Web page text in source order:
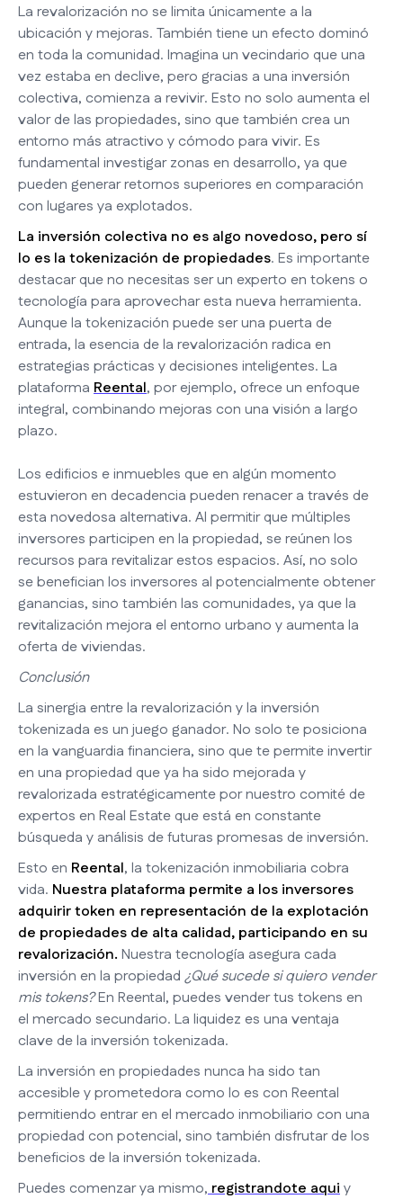
La revalorización no se limita únicamente a la
ubicación y mejoras. También tiene un efecto dominó
en toda la comunidad. Imagina un vecindario que una
vez estaba en declive, pero gracias a una inversión
colectiva, comienza a revivir. Esto no solo aumenta el
valor de las propiedades, sino que también crea un
entorno más atractivo y cómodo para vivir. Es
fundamental investigar zonas en desarrollo, ya que
pueden generar retornos superiores en comparación
con lugares ya explotados.
La inversión colectiva no es algo novedoso, pero sí
lo es la tokenización de propiedades. Es importante
destacar que no necesitas ser un experto en tokens o
tecnología para aprovechar esta nueva herramienta.
Aunque la tokenización puede ser una puerta de
entrada, la esencia de la revalorización radica en
estrategias prácticas y decisiones inteligentes. La
plataforma Reental, por ejemplo, ofrece un enfoque
integral, combinando mejoras con una visión a largo
plazo.
Los edificios e inmuebles que en algún momento
estuvieron en decadencia pueden renacer a través de
esta novedosa alternativa. Al permitir que múltiples
inversores participen en la propiedad, se reúnen los
recursos para revitalizar estos espacios. Así, no solo
se benefician los inversores al potencialmente obtener
ganancias, sino también las comunidades, ya que la
revitalización mejora el entorno urbano y aumenta la
oferta de viviendas.
Conclusión
La sinergia entre la revalorización y la inversión
tokenizada es un juego ganador. No solo te posiciona
en la vanguardia financiera, sino que te permite invertir
en una propiedad que ya ha sido mejorada y
revalorizada estratégicamente por nuestro comité de
expertos en Real Estate que está en constante
búsqueda y análisis de futuras promesas de inversión.
Esto en Reental, la tokenización inmobiliaria cobra
vida. Nuestra plataforma permite a los inversores
adquirir token en representación de la explotación
de propiedades de alta calidad, participando en su
revalorización. Nuestra tecnología asegura cada
inversión en la propiedad ¿Qué sucede si quiero vender
mis tokens?En Reental, puedes vender tus tokens en
el mercado secundario. La liquidez es una ventaja
clave de la inversión tokenizada.
La inversión en propiedades nunca ha sido tan
accesible y prometedora como lo es con Reental
permitiendo entrar en el mercado inmobiliario con una
propiedad con potencial, sino también disfrutar de los
beneficios de la inversión tokenizada.
Puedes comenzar ya mismo,registrandote aquiy